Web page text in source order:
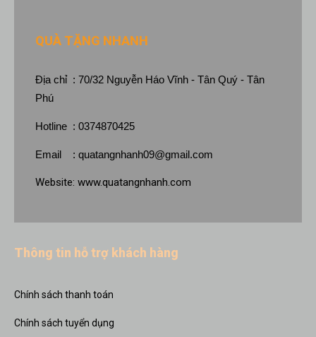
QUÀ TẶNG NHANH
Địa chỉ : 70/32 Nguyễn Háo Vĩnh - Tân Quý - Tân
Phú
Hotline : 0374870425
Email : quatangnhanh09@gmail.com
Website: www.quatangnhanh.com
Thông tin hỗ trợ khách hàng
Chính sách thanh toán
Chính sách tuyển dụng